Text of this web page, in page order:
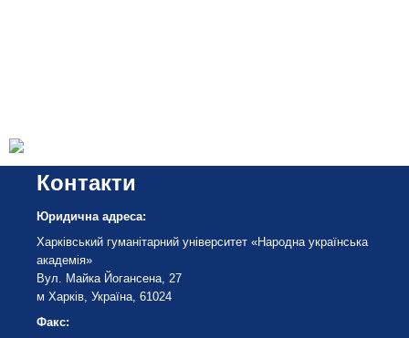
Контакти
Юридична адреса:
Харківський гуманітарний університет «Народна українська
академія»
Вул. Майка Йогансена, 27
м Харків, Україна, 61024
Факс: